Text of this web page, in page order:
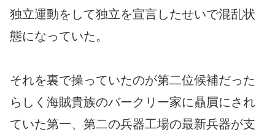
独立運動をして独立を宣言したせいで混乱状
態になっていた。
それを裏で操っていたのが第二位候補だった
らしく海賊貴族のバークリー家に贔屓にされ
ていた第一、第二の兵器工場の最新兵器が支